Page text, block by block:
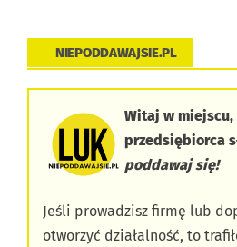
NIEPODDAWAJSIE.PL
Witaj w miejscu,
przedsiębiorca
poddawaj się!
Jeśli prowadzisz firmę lub
otworzyć działalność, to